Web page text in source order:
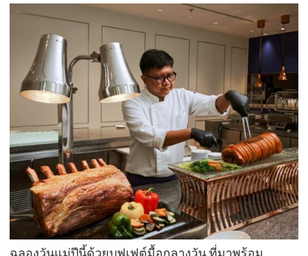
‘Pri-
Customer
Ecosystem
เชื่อม
ลูก
พันธมิตร
ขยาย
มูลค่า
ธุรกิจ
ระยะ
ยาว
ฉลองวันแม่ปีนี้ด้วยบุฟเฟต์มื้อกลางวัน ที่มาพร้อม